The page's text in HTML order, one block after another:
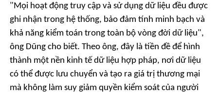
"Mọi hoạt động truy cập và sử dụng dữ liệu đều được
ghi nhận trong hệ thống, bảo đảm tính minh bạch và
khả năng kiểm toán trong toàn bộ vòng đời dữ liệu",
ông Dũng cho biết. Theo ông, đây là tiền đề để hình
thành một nền kinh tế dữ liệu hợp pháp, nơi dữ liệu
có thể được lưu chuyển và tạo ra giá trị thương mại
mà không làm suy giảm quyền kiểm soát của người